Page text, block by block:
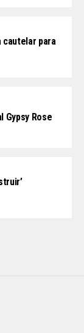
cautelar para
Gypsy Rose